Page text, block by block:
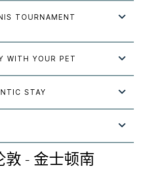
敦 - 金士顿南